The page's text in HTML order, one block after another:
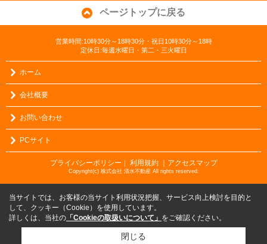
ページトップに戻る
営業時間:10時30分～18時30分・祝日10時30分～18時
定休日:毎週水曜日・第二・三火曜日
ホーム
会社概要
お問い合わせ
PCサイト
プライバシーポリシー ｜ 利用規約 ｜アクセスマップ
Copyright(c) 株式会社 清水不動産 All rights reserved.
当サイトでは、お客様の当サイト利用状況把握、サービス向上検討を目的と
して、クッキー（Cookie）を使用しています。
詳しくは、当社の 「Cookieの取扱いについて」 をご確認ください。
閉じる